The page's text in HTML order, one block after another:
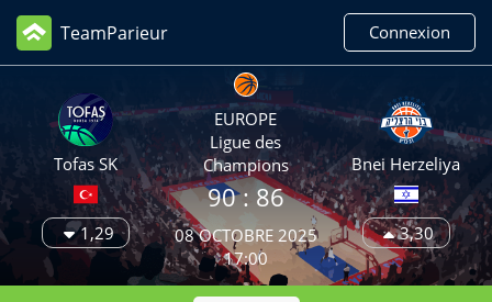
TeamParieur Connexion
Tofas SK
1,29
EUROPE
Ligue des
Champions
90: 86
08 OCTOBRE 2025
17:00
Bnei Herzeliya
3,30